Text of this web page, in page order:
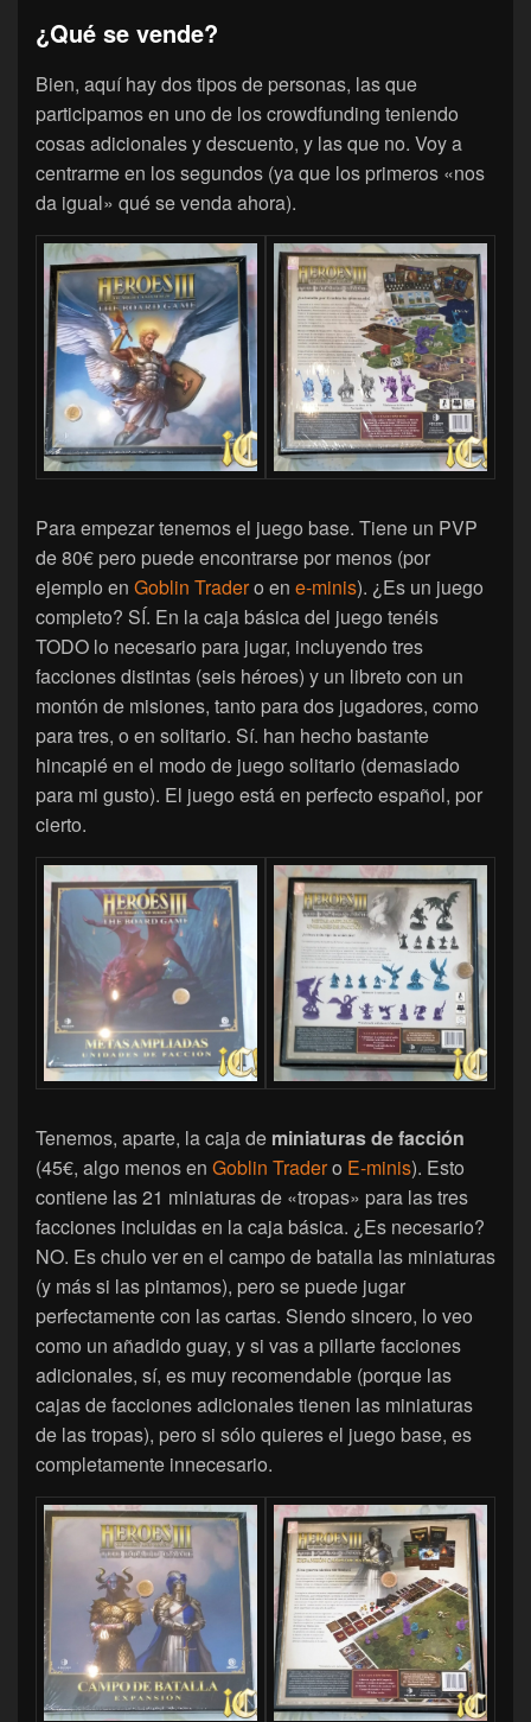
¿Qué se vende?
Bien, aquí hay dos tipos de personas, las que
participamos en uno de los crowdfunding teniendo
cosas adicionales y descuento, y las que no. Voy a
centrarme en los segundos (ya que los primeros «nos
da igual» qué se venda ahora).
Para empezar tenemos el juego base. Tiene un PVP
de 80€ pero puede encontrarse por menos (por
ejemplo en Goblin Tradero en e-minis). ¿Es un juego
completo? SÍ. En la caja básica del juego tenéis
TODO lo necesario para jugar, incluyendo tres
facciones distintas (seis héroes) y un libreto con un
montón de misiones, tanto para dos jugadores, como
para tres, o en solitario. Sí. han hecho bastante
hincapié en el modo de juego solitario (demasiado
para mi gusto). El juego está en perfecto español, por
cierto.
Tenemos, aparte, la caja de miniaturas de facción
(45€, algo menos en Goblin Tradero E-minis). Esto
contiene las 21 miniaturas de «tropas» para las tres
facciones incluidas en la caja básica. ¿Es necesario?
NO. Es chulo ver en el campo de batalla las miniaturas
(y más si las pintamos), pero se puede jugar
perfectamente con las cartas. Siendo sincero, lo veo
como un añadido guay, y si vas a pillarte facciones
adicionales, sí, es muy recomendable (porque las
cajas de facciones adicionales tienen las miniaturas
de las tropas), pero si sólo quieres el juego base, es
completamente innecesario.